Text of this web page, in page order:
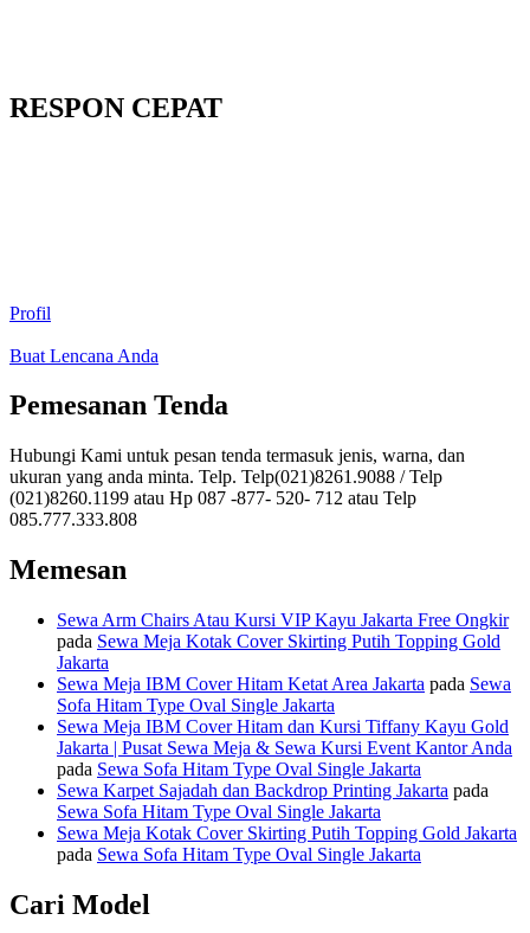
RESPON CEPAT
Profil
Buat Lencana Anda
Pemesanan Tenda
Hubungi Kami untuk pesan tenda termasuk jenis, warna, dan
ukuran yang anda minta. Telp. Telp(021)8261.9088 / Telp
(021)8260.1199 atau Hp 087 -877- 520- 712 atau Telp
085.777.333.808
Memesan
Sewa Arm Chairs Atau Kursi VIP Kayu Jakarta Free Ongkir
pada Sewa Meja Kotak Cover Skirting Putih Topping Gold
Jakarta
Sewa Meja IBM Cover Hitam Ketat Area Jakarta pada Sewa
Sofa Hitam Type Oval Single Jakarta
Sewa Meja IBM Cover Hitam dan Kursi Tiffany Kayu Gold
Jakarta | Pusat Sewa Meja & Sewa Kursi Event Kantor Anda
pada Sewa Sofa Hitam Type Oval Single Jakarta
Sewa Karpet Sajadah dan Backdrop Printing Jakarta pada
Sewa Sofa Hitam Type Oval Single Jakarta
Sewa Meja Kotak Cover Skirting Putih Topping Gold Jakarta
pada Sewa Sofa Hitam Type Oval Single Jakarta
Cari Model